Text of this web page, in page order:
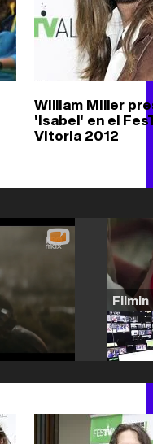
William Miller
'Isabel' en el
Vitoria 2012